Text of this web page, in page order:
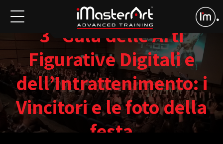
3° Galà delle Arti
Figurative Digitali e
dell’Intrattenimento: i
Vincitori e le foto della
festa